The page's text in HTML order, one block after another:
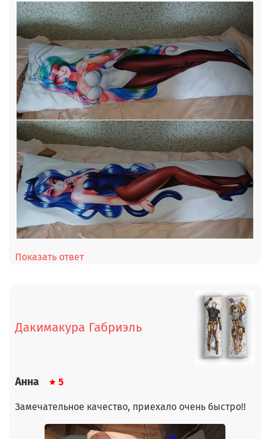
Показать ответ
Дакимакура Габриэль
Анна 5
Замечательное качество, приехало очень быстро!!